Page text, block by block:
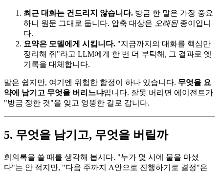
최근 대화는 건드리지 않습니다. 방금 한 말은 가장 중요
하니 원문 그대로 둡니다. 압축 대상은 오래된종이입니
다.
요약은 모델에게 시킵니다. "지금까지의 대화를 핵심만
정리해 줘"라고 LLM에게 한 번 더 부탁해, 그 결과로 옛
기록을 대체합니다.
말은 쉽지만, 여기엔 위험한 함정이 하나 있습니다. 무엇을 요
약에 남기고 무엇을 버리느냐입니다. 잘못 버리면 에이전트가
"방금 정한 것"을 잊고 엉뚱한 길로 갑니다.
5. 무엇을 남기고, 무엇을 버릴까
회의록을 쓸 때를 생각해 봅시다. "누가 몇 시에 물을 마셨
다"는 안 적지만, "다음 주까지 A안으로 진행하기로 결정"은